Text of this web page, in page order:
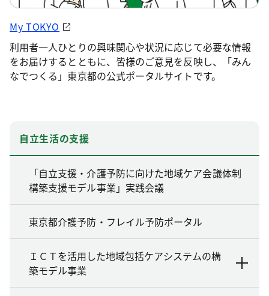
My TOKYO
利用者一人ひとりの興味関心や状況に応じて必要な情報
をお届けするとともに、皆様のご意見を反映し、「みん
なでつくる」東京都の公式ポータルサイトです。
自立生活の支援
「自立支援・介護予防に向けた地域ケア会議体制
構築支援モデル事業」実践会議
東京都介護予防・フレイル予防ポータル
ＩＣＴを活用した地域包括ケアシステムの構
築モデル事業